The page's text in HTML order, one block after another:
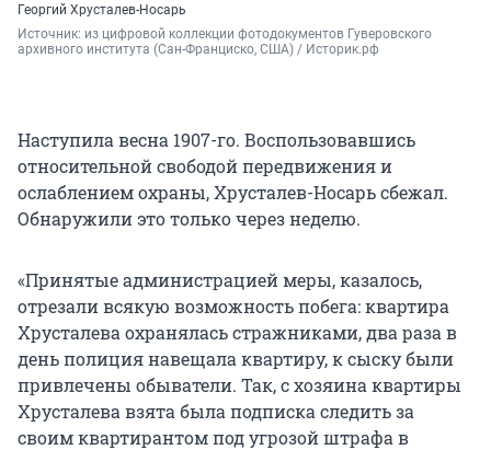
Георгий Хрусталев-Носарь
Источник: из цифровой коллекции фотодокументов Гуверовского
архивного института (Сан-Франциско, США) / Историк.рф
Наступила весна 1907-го. Воспользовавшись
относительной свободой передвижения и
ослаблением охраны, Хрусталев-Носарь сбежал.
Обнаружили это только через неделю.
«Принятые администрацией меры, казалось,
отрезали всякую возможность побега: квартира
Хрусталева охранялась стражниками, два раза в
день полиция навещала квартиру, к сыску были
привлечены обыватели. Так, с хозяина квартиры
Хрусталева взята была подписка следить за
своим квартирантом под угрозой штрафа в